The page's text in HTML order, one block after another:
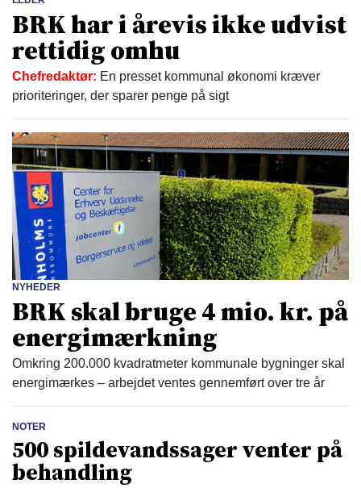
BRK har i årevis ikke udvist
rettidig omhu
Chefredaktør: En presset kommunal økonomi kræver
prioriteringer, der sparer penge på sigt
NYHEDER
BRK skal bruge 4 mio. kr. på
energimærkning
Omkring 200.000 kvadratmeter kommunale bygninger skal
energimærkes – arbejdet ventes gennemført over tre år
NOTER
500 spildevandssager venter på
behandling